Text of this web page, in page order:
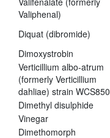
Valiphenal)
Diquat (dibromide)
Dimoxystrobin
Verticillium albo-atrum
(formerly Verticillium
dahliae) strain WCS850
Dimethyl disulphide
Vinegar
Dimethomorph